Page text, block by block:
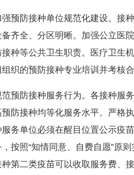
防接种单位规范化建设。接种
齐全、分区明晰。加强公立医
种等公共卫生职责。医疗卫生
织的预防接种专业培训并考核
防接种服务行为。各接种服务
防接种均等化服务水平。严格
务单位必须在醒目位置公示疫
按照“知情同意、自费自愿”原
第二类疫苗可以收取服务费、